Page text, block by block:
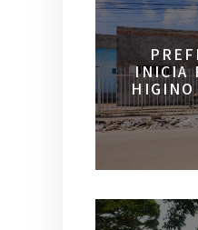
INICIA